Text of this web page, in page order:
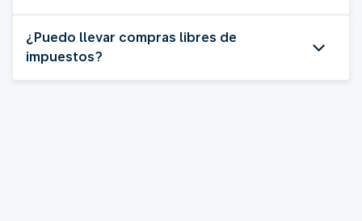
¿Puedo llevar compras libres de
impuestos?